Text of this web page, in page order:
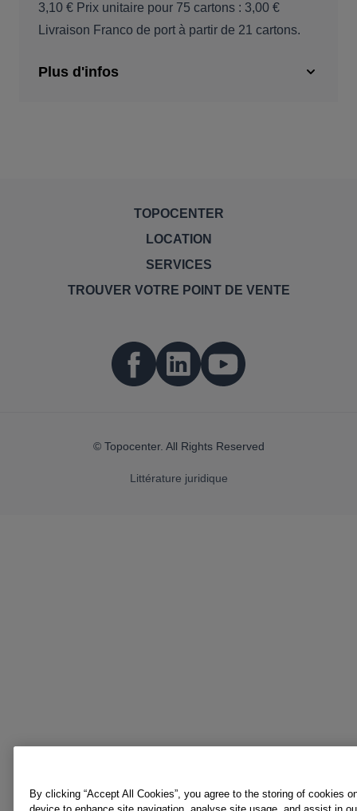
3,10 € Prix unitaire pour 75 cartons : 3,00 €
Livraison Franco de port à partir de 21 cartons.
Plus d'infos
TOPOCENTER
LOCATION
SERVICES
TROUVER VOTRE POINT DE VENTE
© Topocenter. All Rights Reserved
Littérature juridique
device to enhance site navigation, analyse site usage, and assist in